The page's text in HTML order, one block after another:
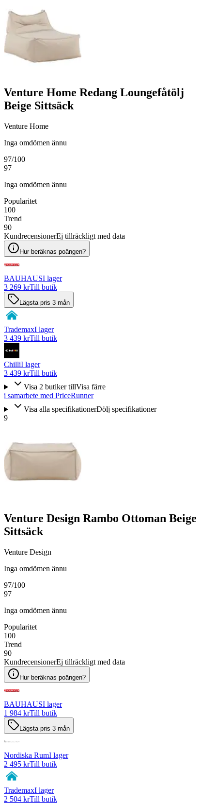
Venture Home Redang Loungefåtölj
Beige Sittsäck
Venture Home
Inga omdömen ännu
97/100
97
Inga omdömen ännu
Popularitet
100
Trend
90
KundrecensionerEj tillräckligt med data
Hur beräknas poängen?
BAUHAUSI lager
3 269 krTill butik
Lägsta pris 3 mån
TrademaxI lager
3 439 krTill butik
ChilliI lager
3 439 krTill butik
Visa 2 butiker tillVisa färre
i samarbete med PriceRunner
Visa alla specifikationerDölj specifikationer
9
Venture Design Rambo Ottoman Beige
Sittsäck
Venture Design
Inga omdömen ännu
97/100
97
Inga omdömen ännu
Popularitet
100
Trend
90
KundrecensionerEj tillräckligt med data
Hur beräknas poängen?
BAUHAUSI lager
1 984 krTill butik
Lägsta pris 3 mån
Nordiska RumI lager
2 495 krTill butik
TrademaxI lager
2 504 krTill butik